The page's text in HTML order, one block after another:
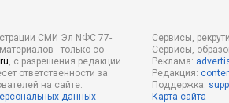
СМИ Эл NФС 77-
- только со
, с разрешения редакции
ответственности за
на сайте.
данных
Сервисы,
Сервисы,
Реклама:
Редакция:
Поддержка:
Карта сайта